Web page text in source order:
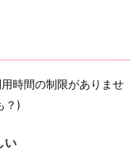
時間の制限がありませ
？)
い